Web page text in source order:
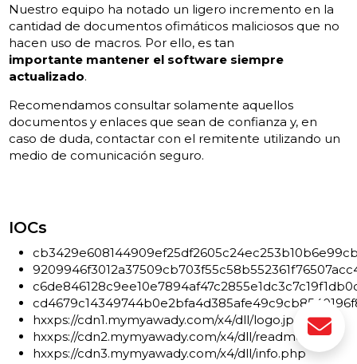
Nuestro equipo ha notado un ligero incremento en la
cantidad de documentos ofimáticos maliciosos que no
hacen uso de macros. Por ello, es tan
importante mantener el software siempre
actualizado.
Recomendamos consultar solamente aquellos
documentos y enlaces que sean de confianza y, en
caso de duda, contactar con el remitente utilizando un
medio de comunicación seguro.
IOCs
hxxps://cdn1.mymyawady.com/x4/dll/logo.jpg
hxxps://cdn2.mymyawady.com/x4/dll/readme.txt
hxxps://cdn3.mymyawady.com/x4/dll/info.php